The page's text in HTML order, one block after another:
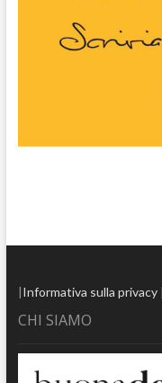
|Informativa sulla privacy|
CHI SIAMO